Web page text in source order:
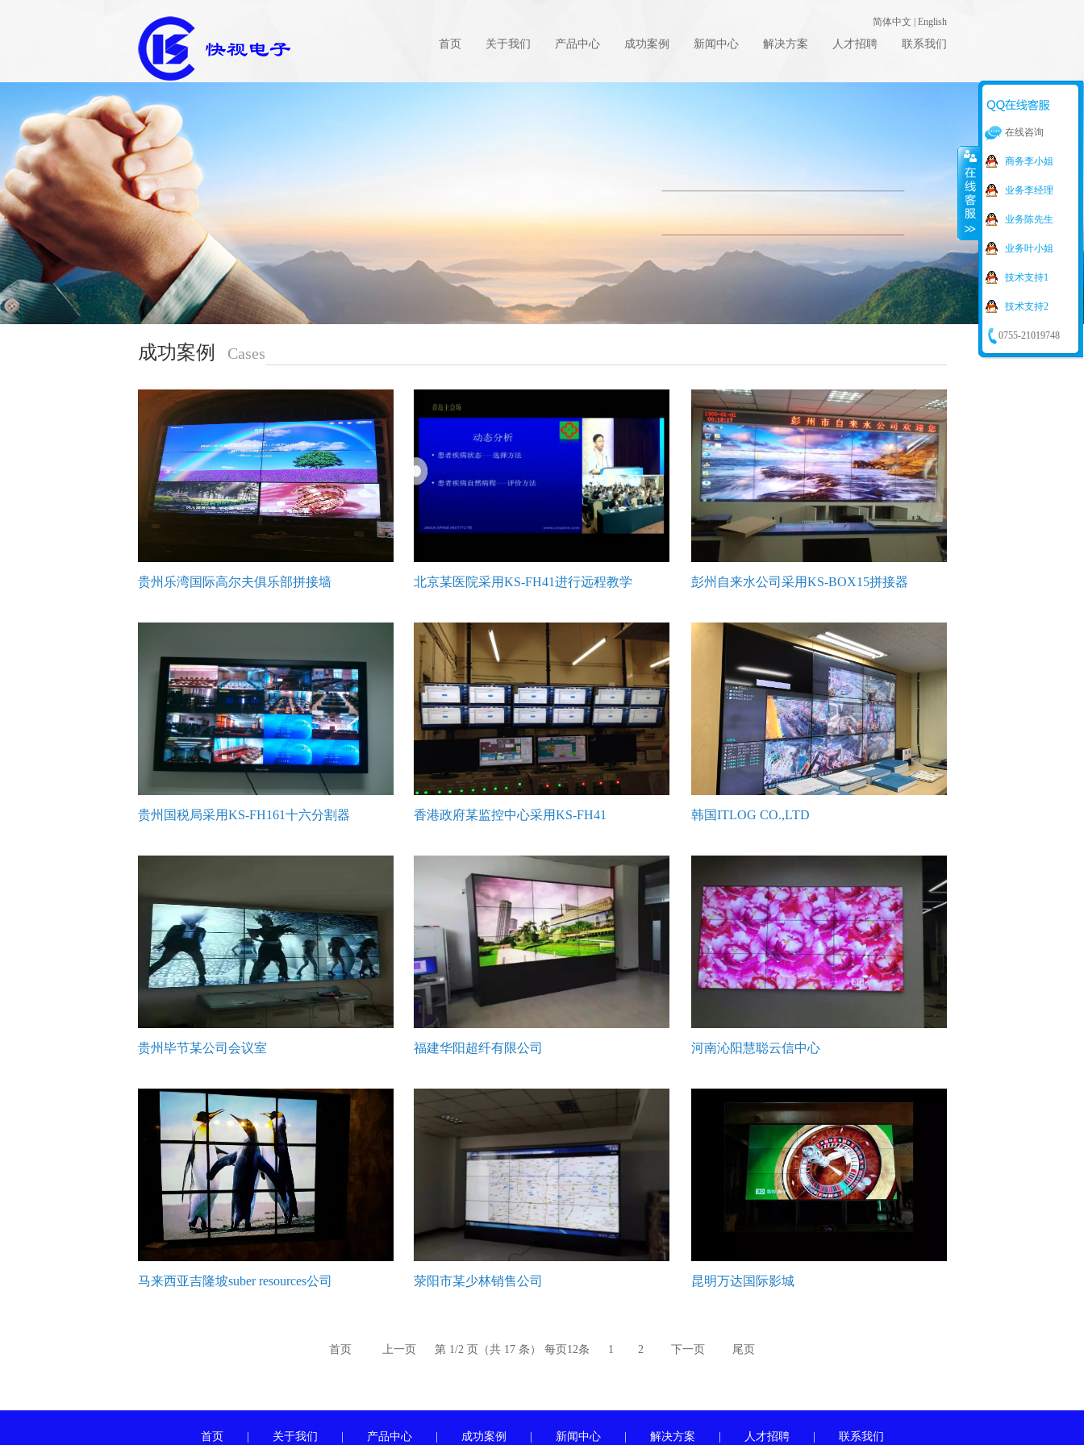
简体中文 English
首页 关于我们 产品中心 成功案例 新闻中心 解决方案 人才招聘 联系我们
成功案例 Cases
贵州乐湾国际高尔夫俱乐部拼接墙 北京某医院采用KS-FH41进行远程教学 彭州自来水公司采用KS-BOX15拼接器
贵州国税局采用KS-FH161十六分割器 香港政府某监控中心采用KS-FH41 韩国ITLOG CO.,LTD
贵州毕节某公司会议室 福建华阳超纤有限公司 河南沁阳慧聪云信中心
马来西亚吉隆坡suber resources公司 荥阳市某少林销售公司 昆明万达国际影城
首页 上一页 第 1/2 页（共 17 条） 每页12条 1 2 下一页 尾页
首页 关于我们 产品中心 成功案例 新闻中心 解决方案 人才招聘 联系我们
在线咨询
商务李小姐
业务李经理
业务陈先生
业务叶小姐
技术支持1
技术支持2
0755-21019748